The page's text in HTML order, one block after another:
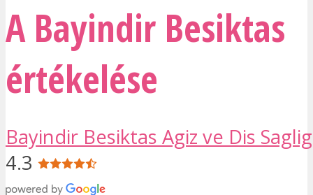
A Bayindir Besiktas
értékelése
Bayindir Besiktas Agiz ve Dis
4.3